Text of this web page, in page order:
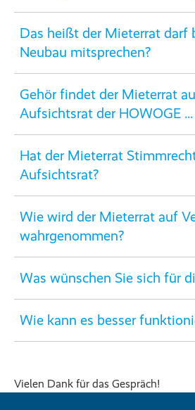
Das heißt der Mieterrat darf
Neubau mitsprechen?
Gehör findet der Mieterrat
Aufsichtsrat der HOWOGE ...
Hat der Mieterrat
Aufsichtsrat?
Wie wird der Mieterrat auf
wahrgenommen?
Was wünschen Sie sich für
Wie kann es besser
Vielen Dank für das Gespräch!